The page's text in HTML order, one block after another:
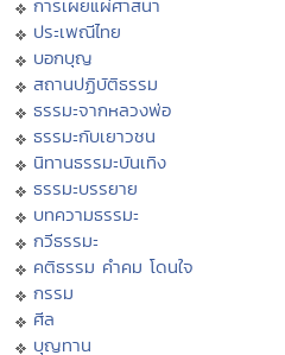
การเผยแผ่ศาสนา
ประเพณีไทย
บอกบุญ
สถานปฏิบัติธรรม
ธรรมะจากหลวงพ่อ
ธรรมะกับเยาวชน
นิทานธรรมะบันเทิง
ธรรมะบรรยาย
บทความธรรมะ
กวีธรรมะ
คติธรรม คำคม โดนใจ
กรรม
ศีล
บุญทาน